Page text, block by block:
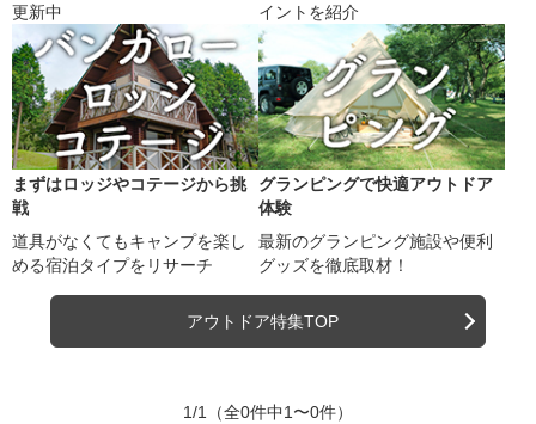
更新中
イントを紹介
まずはロッジやコテージから挑
戦
道具がなくてもキャンプを楽し
める宿泊タイプをリサーチ
グランピングで快適アウトドア
体験
最新のグランピング施設や便利
グッズを徹底取材！
アウトドア特集TOP
1/1 （全0件中1〜0件）